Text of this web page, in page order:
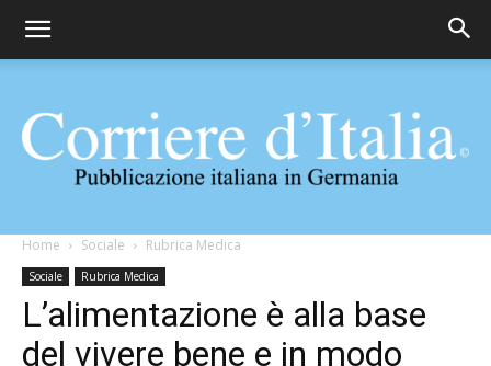
Corriere
d'Italia
Home Sociale Rubrica Medica
Sociale Rubrica Medica
L’alimentazione è alla base
del vivere bene e in modo